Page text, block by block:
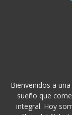
Bienvenidos a
sueño que
integral. Hoy